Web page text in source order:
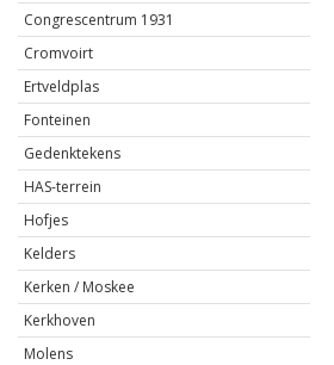
Congrescentrum 1931
Cromvoirt
Ertveldplas
Fonteinen
Gedenktekens
HAS-terrein
Hofjes
Kelders
Kerken / Moskee
Kerkhoven
Molens